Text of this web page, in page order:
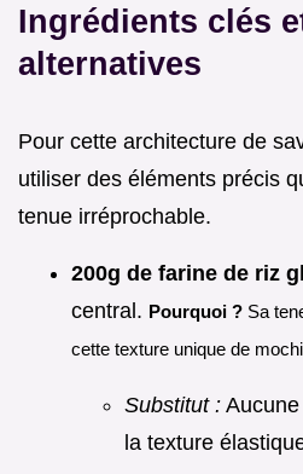
Ingrédients clés
alternatives
Pour cette architecture de
utiliser des éléments précis
tenue irréprochable.
200g de farine de riz
central. Pourquoi ? Sa
cette texture unique de
Substitut :
la texture